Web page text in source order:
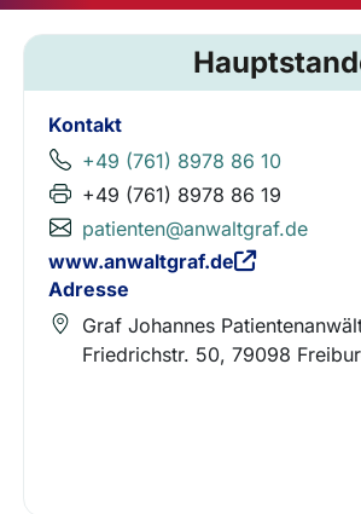
Kontakt
+49 (761) 8978 86 10
+49 (761) 8978 86 19
patienten@anwaltgraf.de
www.anwaltgraf.de
Adresse
Graf Johannes
Friedrichstr. 50, 79098